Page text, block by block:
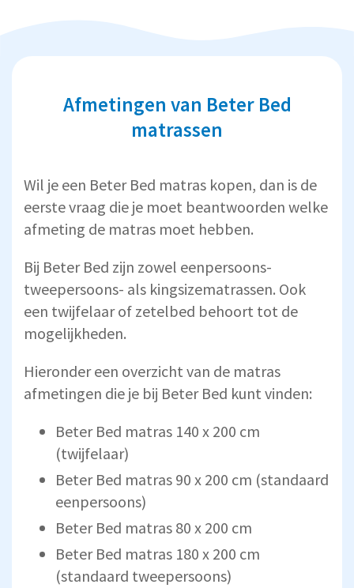
Afmetingen van Beter Bed
matrassen
Wil je een Beter Bed matras kopen, dan is de
eerste vraag die je moet beantwoorden welke
afmeting de matras moet hebben.
Bij Beter Bed zijn zowel eenpersoons-
tweepersoons- als kingsizematrassen. Ook
een twijfelaar of zetelbed behoort tot de
mogelijkheden.
Hieronder een overzicht van de matras
afmetingen die je bij Beter Bed kunt vinden:
Beter Bed matras 140 x 200 cm
(twijfelaar)
Beter Bed matras 90 x 200 cm (standaard
eenpersoons)
Beter Bed matras 80 x 200 cm
Beter Bed matras 180 x 200 cm
(standaard tweepersoons)